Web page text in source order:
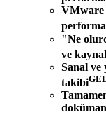
VMware
"Ne
ve
Sanal ve
takibi